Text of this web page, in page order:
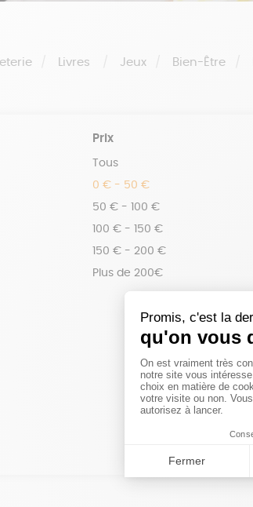
Livres Jeux Bien-Être
Prix
Tous
0 € - 50 €
50 € - 100 €
100 € - 150 €
150 € - 200 €
Plus de 200€